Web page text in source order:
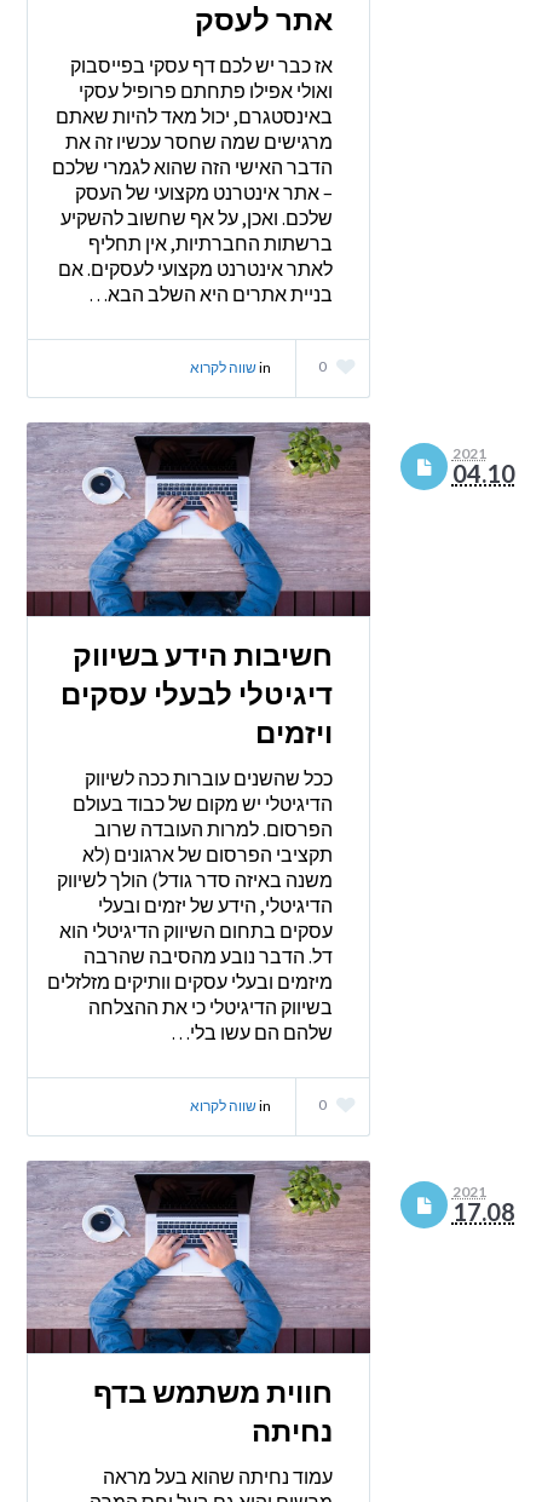
אתר לעסק
אז כבר יש לכם דף עסקי בפייסבוק
ואולי אפילו פתחתם פרופיל עסקי
באינסטגרם, יכול מאד להיות שאתם
מרגישים שמה שחסר עכשיו זה את
הדבר האישי הזה שהוא לגמרי שלכם
– אתר אינטרנט מקצועי של העסק
שלכם. ואכן, על אף שחשוב להשקיע
ברשתות החברתיות, אין תחליף
לאתר אינטרנט מקצועי לעסקים. אם
בניית אתרים היא השלב הבא…
0
inשווה לקרוא
2021
04.10
חשיבות הידע בשיווק
דיגיטלי לבעלי עסקים
ויזמים
ככל שהשנים עוברות ככה לשיווק
הדיגיטלי יש מקום של כבוד בעולם
הפרסום. למרות העובדה שרוב
תקציבי הפרסום של ארגונים (לא
משנה באיזה סדר גודל) הולך לשיווק
הדיגיטלי, הידע של יזמים ובעלי
עסקים בתחום השיווק הדיגיטלי הוא
דל. הדבר נובע מהסיבה שהרבה
מיזמים ובעלי עסקים וותיקים מזלזלים
בשיווק הדיגיטלי כי את ההצלחה
שלהם הם עשו בלי…
0
inשווה לקרוא
2021
17.08
חווית משתמש בדף
נחיתה
עמוד נחיתה שהוא בעל מראה